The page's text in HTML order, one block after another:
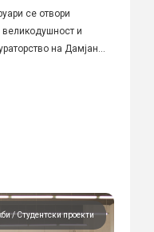
се отвори
великодушност и
на Дамјан...
Студентски проекти